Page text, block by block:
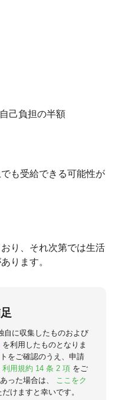
己負担の半額
も受給できる可能性が
り、それ次第では生活
ります。
自に収集したものおよび
を利用したものとなりま
をご確認のうえ、申請
利用規約 14 条 2 項 をご
った場合は、
ここをク
だけますと幸いです。